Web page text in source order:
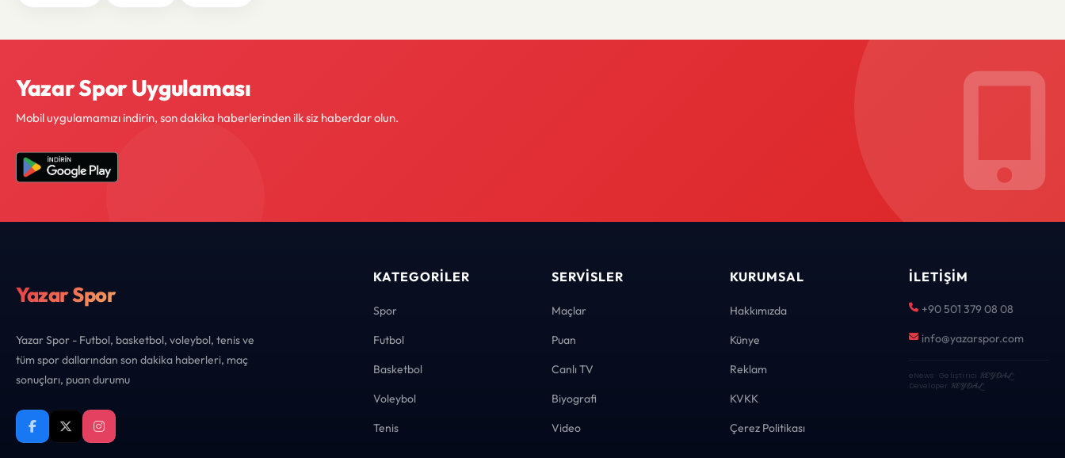
Yazar Spor Uygulaması
Mobil uygulamamızı indirin, son dakika haberlerinden ilk siz haberdar olun.
Yazar Spor
Yazar Spor - Futbol, basketbol, voleybol, tenis ve
tüm spor dallarından son dakika haberleri, maç
sonuçları, puan durumu
KATEGORILER
Spor
Futbol
Basketbol
Voleybol
Tenis
SERVISLER
Maçlar
Puan
Canlı TV
Biyografi
Video
KURUMSAL
Hakkımızda
Künye
Reklam
KVKK
Çerez Politikası
İLETIŞIM
+90 501 379 08 08
info@yazarspor.com
eNews · Geliştirici KEYDAL·
Developer KEYDAL